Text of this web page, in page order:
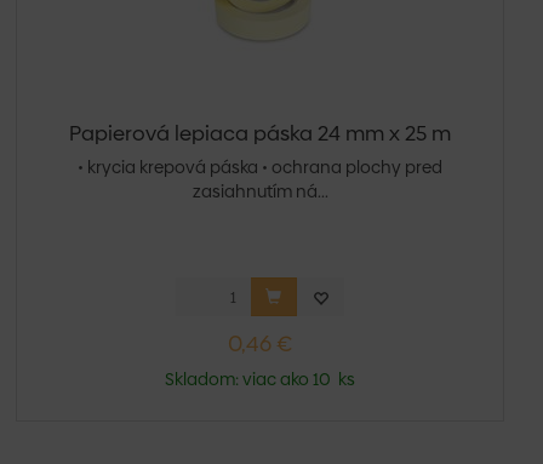
Papierová lepiaca páska 24 mm x 25 m
• krycia krepová páska • ochrana plochy pred
zasiahnutím ná...
0,46 €
Skladom: viac ako 10 ks